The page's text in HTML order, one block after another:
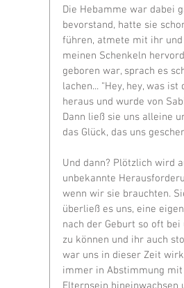
Die Hebamme war dabei
bevorstand, hatte sie
führen, atmete mit ihr und
meinen Schenkeln
geboren war, sprach es
lachen... “Hey, hey, was
heraus und wurde von
Dann ließ sie uns alleine
das Glück, das uns
Und dann? Plötzlich wird
unbekannte
wenn wir sie brauchten.
überließ es uns, eine
nach der Geburt so oft
zu können und ihr auch
war uns in dieser Zeit
immer in Abstimmung mit